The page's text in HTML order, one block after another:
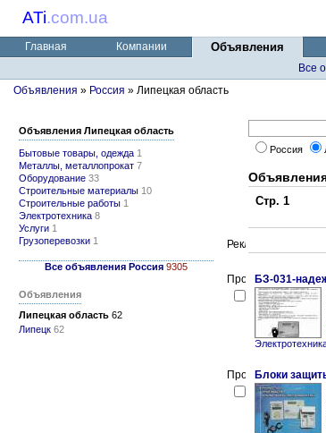
ATi.com.ua
Главная Компании Объявления
Все
Объявления » Россия » Липецкая область
Объявления Липецкая область
Бытовые товары, одежда 1
Металлы, металлопрокат 7
Оборудование 33
Строительные материалы 10
Строительные работы 1
Электротехника 8
Услуги 1
Грузоперевозки 1
Все объявления Россия 9305
Объявления
Липецкая область 62
Липецк 62
Россия
Стр. 1
БЗ-031-
Блоки